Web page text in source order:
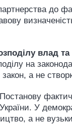
влад
на
а не
У
а не